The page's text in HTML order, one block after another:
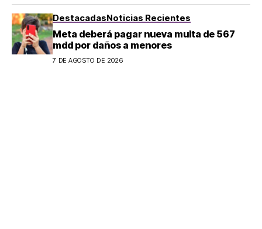
DestacadasNoticias Recientes
Meta deberá pagar nueva multa de 567
mdd por daños a menores
7 DE AGOSTO DE 2026